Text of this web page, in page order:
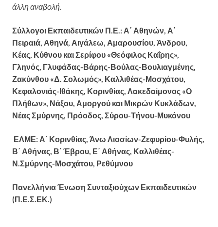
άλλη αναβολή.
Σύλλογοι Εκπαιδευτικών Π.Ε.: Α΄ Αθηνών, Α΄
Πειραιά, Αθηνά, Αιγάλεω, Αμαρουσίου, Άνδρου,
Κέας, Κύθνου και Σερίφου «Θεόφιλος Καΐρης»,
Γληνός, Γλυφάδας-Βάρης-Βούλας-Βουλιαγμένης,
Ζακύνθου «Δ. Σολωμός», Καλλιθέας-Μοσχάτου,
Κεφαλονιάς-Ιθάκης, Κορινθίας, Λακεδαίμονος «Ο
Πλήθων», Νάξου, Αμοργού και Μικρών Κυκλάδων,
Νέας Σμύρνης, Πρόοδος, Σύρου-Τήνου-Μυκόνου
ΕΛΜΕ: Α΄ Κορινθίας, Άνω Λιοσίων-Ζεφυρίου-Φυλής,
Β΄ Αθήνας, Β΄ Έβρου, Ε΄ Αθήνας, Καλλιθέας-
Ν.Σμύρνης-Μοσχάτου, Ρεθύμνου
Πανελλήνια Ένωση Συνταξιούχων Εκπαιδευτικών
(Π.Ε.Σ.ΕΚ.)